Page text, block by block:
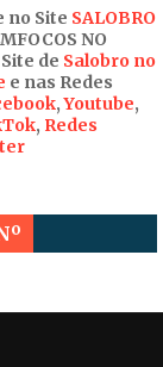
no Site SALOBRO
NO
de Salobro no
e nas Redes
,Youtube,
, Redes